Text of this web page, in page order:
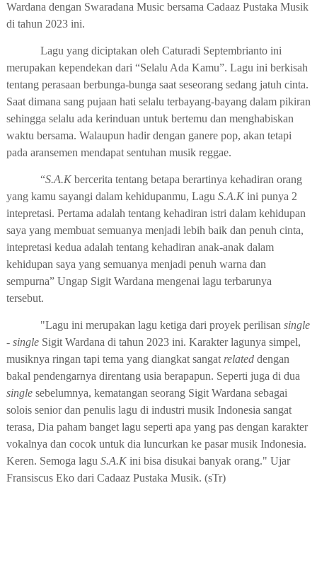
Wardana dengan Swaradana Music bersama Cadaaz Pustaka Musik
di tahun 2023 ini.
Lagu yang diciptakan oleh Caturadi Septembrianto ini
merupakan kependekan dari “Selalu Ada Kamu”. Lagu ini berkisah
tentang perasaan berbunga-bunga saat seseorang sedang jatuh cinta.
Saat dimana sang pujaan hati selalu terbayang-bayang dalam pikiran
sehingga selalu ada kerinduan untuk bertemu dan menghabiskan
waktu bersama. Walaupun hadir dengan ganere pop, akan tetapi
pada aransemen mendapat sentuhan musik reggae.
“S.A.Kbercerita tentang betapa berartinya kehadiran orang
yang kamu sayangi dalam kehidupanmu, Lagu S.A.Kini punya 2
intepretasi. Pertama adalah tentang kehadiran istri dalam kehidupan
saya yang membuat semuanya menjadi lebih baik dan penuh cinta,
intepretasi kedua adalah tentang kehadiran anak-anakdalam
kehidupan saya yang semuanya menjadi penuh warna dan
sempurna”UngapSigit Wardana mengenai lagu terbarunya
tersebut.
"Lagu ini merupakan lagu ketiga dari proyek perilisan single
- singleSigit Wardana di tahun 2023ini. Karakter lagunya simpel,
musiknya ringan tapi tema yang diangkat sangat relateddengan
bakal pendengarnya direntang usia berapapun. Seperti juga di dua
singlesebelumnya, kematangan seorang Sigit Wardana sebagai
solois senior dan penulis lagu di industri musik Indonesia sangat
terasa, Dia paham banget lagu seperti apa yang pasdengan karakter
vokalnya dan cocok untuk dia luncurkan ke pasar musik Indonesia.
Keren. Semoga lagu S.A.Kini bisa disukai banyak orang." Ujar
Fransiscus Eko dari Cadaaz Pustaka Musik. (sTr)